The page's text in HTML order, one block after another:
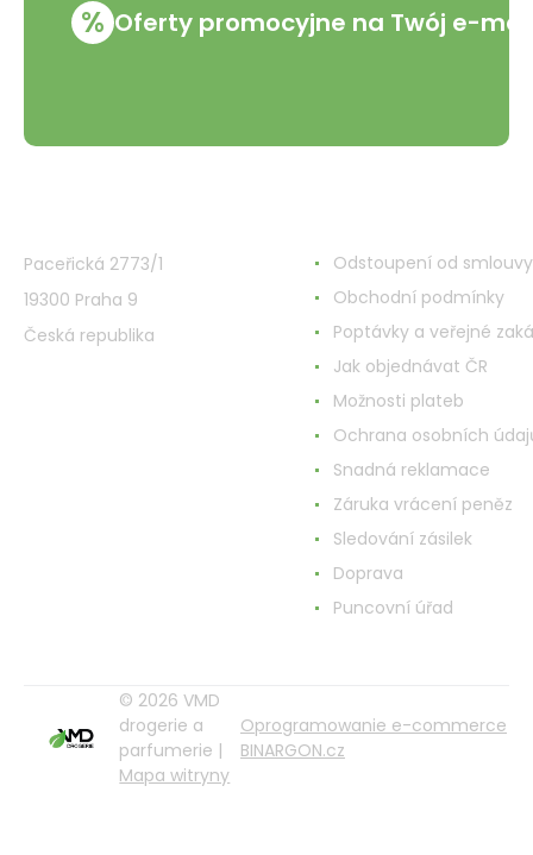
% Oferty promocyjne na Twój e-mail
Paceřická 2773/1
19300 Praha 9
Česká republika
Odstoupení od smlouvy
Obchodní podmínky
Poptávky a veřejné
Jak objednávat ČR
Možnosti plateb
Ochrana osobních
Snadná reklamace
Záruka vrácení peněz
Sledování zásilek
Doprava
Puncovní úřad
© 2026 VMD
drogerie a
parfumerie |
Mapa witryny
Oprogramowanie e-commerce
BINARGON.cz